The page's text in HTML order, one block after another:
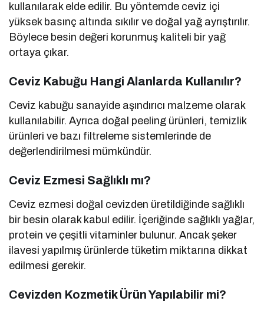
kullanılarak elde edilir. Bu yöntemde ceviz içi
yüksek basınç altında sıkılır ve doğal yağ ayrıştırılır.
Böylece besin değeri korunmuş kaliteli bir yağ
ortaya çıkar.
Ceviz Kabuğu Hangi Alanlarda Kullanılır?
Ceviz kabuğu sanayide aşındırıcı malzeme olarak
kullanılabilir. Ayrıca doğal peeling ürünleri, temizlik
ürünleri ve bazı filtreleme sistemlerinde de
değerlendirilmesi mümkündür.
Ceviz Ezmesi Sağlıklı mı?
Ceviz ezmesi doğal cevizden üretildiğinde sağlıklı
bir besin olarak kabul edilir. İçeriğinde sağlıklı yağlar,
protein ve çeşitli vitaminler bulunur. Ancak şeker
ilavesi yapılmış ürünlerde tüketim miktarına dikkat
edilmesi gerekir.
Cevizden Kozmetik Ürün Yapılabilir mi?